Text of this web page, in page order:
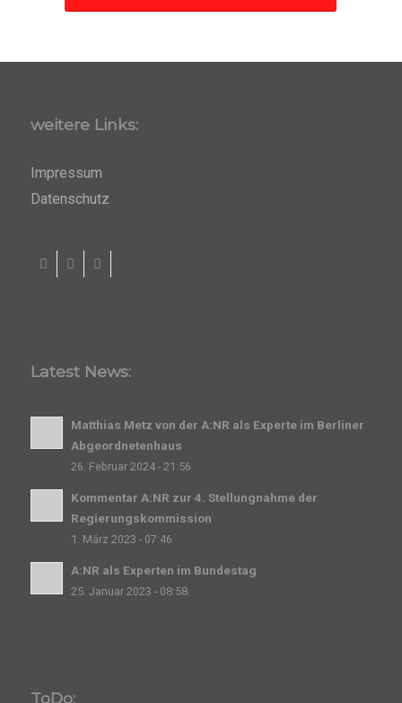
weitere Links:
Impressum
Datenschutz
Latest News:
Matthias Metz von der A:NR als Experte im Berliner
Abgeordnetenhaus
26. Februar 2024 - 21:56
Kommentar A:NR zur 4. Stellungnahme der
Regierungskommission
1. März 2023 - 07:46
A:NR als Experten im Bundestag
25. Januar 2023 - 08:58
ToDo: